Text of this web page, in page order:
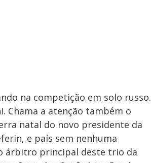
na competição em solo russo.
Chama a atenção também o
natal do novo presidente da
e país sem nenhuma
árbitro principal deste trio da